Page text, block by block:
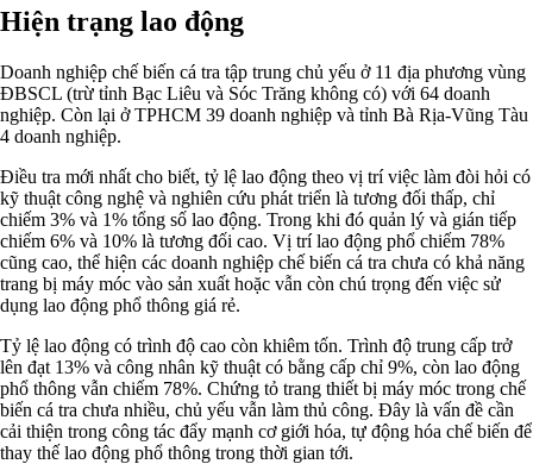
Hiện trạng lao động
Doanh nghiệp chế biến cá tra tập trung chủ yếu ở 11 địa phương vùng
ĐBSCL (trừ tỉnh Bạc Liêu và Sóc Trăng không có) với 64 doanh
nghiệp. Còn lại ở TPHCM 39 doanh nghiệp và tỉnh Bà Rịa-Vũng Tàu
4 doanh nghiệp.
Điều tra mới nhất cho biết, tỷ lệ lao động theo vị trí việc làm đòi hỏi có
kỹ thuật công nghệ và nghiên cứu phát triển là tương đối thấp, chỉ
chiếm 3% và 1% tổng số lao động. Trong khi đó quản lý và gián tiếp
chiếm 6% và 10% là tương đối cao. Vị trí lao động phổ chiếm 78%
cũng cao, thể hiện các doanh nghiệp chế biến cá tra chưa có khả năng
trang bị máy móc vào sản xuất hoặc vẫn còn chú trọng đến việc sử
dụng lao động phổ thông giá rẻ.
Tỷ lệ lao động có trình độ cao còn khiêm tốn. Trình độ trung cấp trở
lên đạt 13% và công nhân kỹ thuật có bằng cấp chỉ 9%, còn lao động
phổ thông vẫn chiếm 78%. Chứng tỏ trang thiết bị máy móc trong chế
biến cá tra chưa nhiều, chủ yếu vẫn làm thủ công. Đây là vấn đề cần
cải thiện trong công tác đẩy mạnh cơ giới hóa, tự động hóa chế biến để
thay thế lao động phổ thông trong thời gian tới.